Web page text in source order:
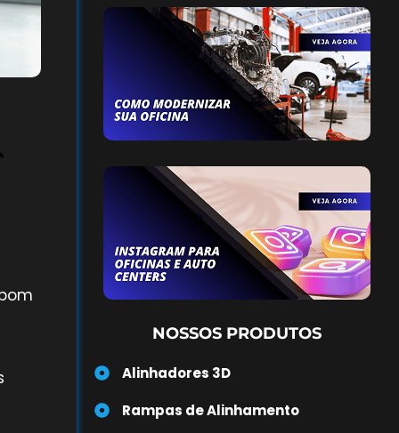
NOSSOS PRODUTOS
Alinhadores 3D
Rampas de Alinhamento